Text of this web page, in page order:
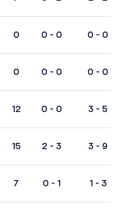
0 0 - 0 0 - 0
0 0 - 0 0 - 0
12 0 - 0 3 - 5
15 2 - 3 3 - 9
7 0 - 1 1 - 3